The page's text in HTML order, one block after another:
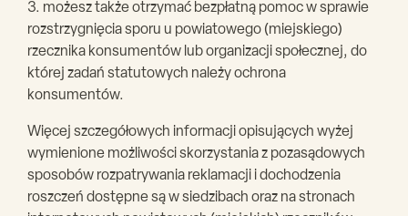
3. możesz także otrzymać bezpłatną pomoc w sprawie
rozstrzygnięcia sporu u powiatowego (miejskiego)
rzecznika konsumentów lub organizacji społecznej, do
której zadań statutowych należy ochrona
konsumentów.
Więcej szczegółowych informacji opisujących wyżej
wymienione możliwości skorzystania z pozasądowych
sposobów rozpatrywania reklamacji i dochodzenia
roszczeń dostępne są w siedzibach oraz na stronach